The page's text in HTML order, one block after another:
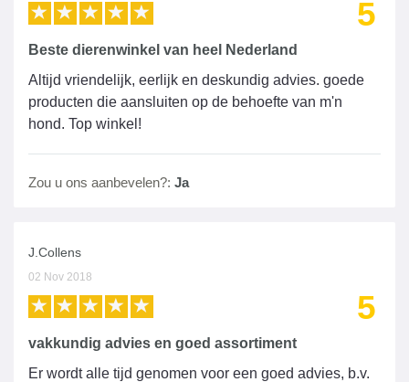
5
Beste dierenwinkel van heel Nederland
Altijd vriendelijk, eerlijk en deskundig advies. goede
producten die aansluiten op de behoefte van m'n
hond. Top winkel!
Zou u ons aanbevelen?: Ja
J.Collens
02 Nov 2018
5
vakkundig advies en goed assortiment
Er wordt alle tijd genomen voor een goed advies, b.v.